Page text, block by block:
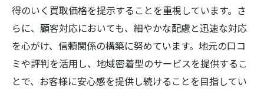
得のいく買取価格を提示することを重視しています。さ
らに、顧客対応においても、細やかな配慮と迅速な対応
を心がけ、信頼関係の構築に努めています。地元の口コ
ミや評判を活用し、地域密着型のサービスを提供するこ
とで、お客様に安心感を提供し続けることを目指してい